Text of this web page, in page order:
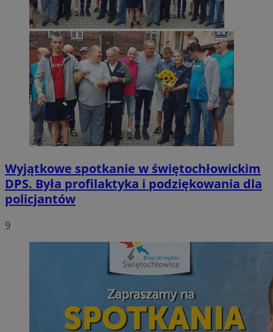
Wyjątkowe spotkanie w świętochłowickim
DPS. Była profilaktyka i podziękowania dla
policjantów
9